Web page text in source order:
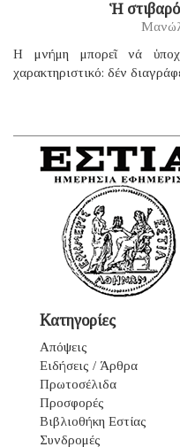
Ἡ
H μνήμη μπορεῖ νά
χαρακτηριστικό: δέν
Κατηγορίες
Απόψεις
Ειδήσεις / Άρθρα
Πρωτοσέλιδα
Προσφορές
Βιβλιοθήκη Εστίας
Συνδρομές